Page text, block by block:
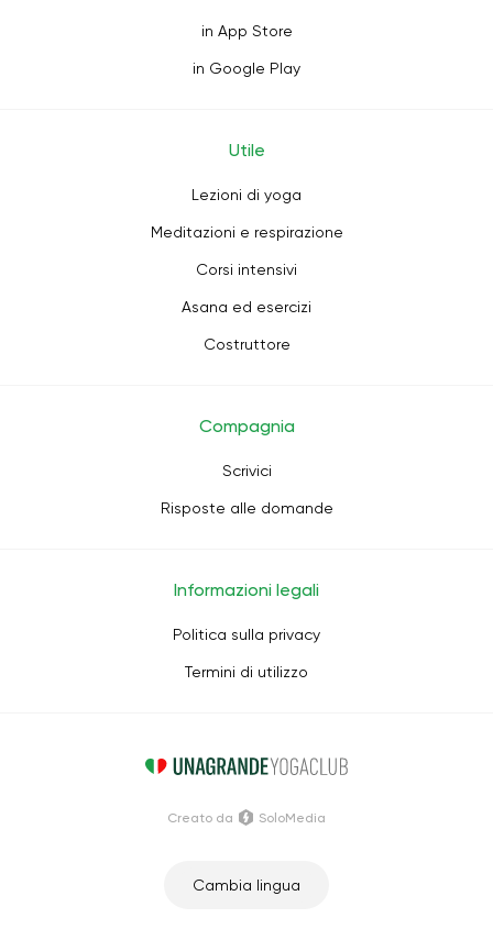
in App Store
in Google Play
Utile
Lezioni di yoga
Meditazioni e respirazione
Corsi intensivi
Asana ed esercizi
Costruttore
Compagnia
Scrivici
Risposte alle domande
Informazioni legali
Politica sulla privacy
Termini di utilizzo
Cambia lingua
Creato da SoloMedia